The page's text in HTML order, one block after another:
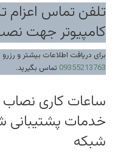
تلفن تماس
کامپیوتر جهت
برای دریافت اطلاعات بیشتر و
09355213763 تماس بگیرید.
ساعات کاری
خدمات پشتیبانی
شبکه